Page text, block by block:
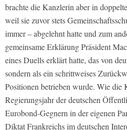
brachte die Kanzlerin aber in
weil sie zuvor stets
immer – abgelehnt hatte und zum
gemeinsame Erklärung Präsident
eines Duells erklärt hatte, das von
sondern als ein schrittweises
Positionen betrieben wurde. Wie die
Regierungsjahr der deutschen
Eurobond-Gegnern in der eigenen
Diktat Frankreichs im deutschen